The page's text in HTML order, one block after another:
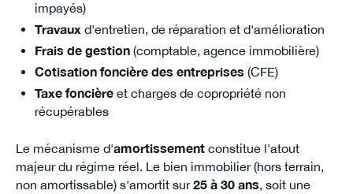
impayés)
Travaux d'entretien, de réparation et d'amélioration
Frais de gestion(comptable, agence immobilière)
Cotisation foncière des entreprises (CFE)
Taxe foncièreet charges de copropriété non
récupérables
Le mécanisme d'amortissementconstitue l'atout
majeur du régime réel. Le bien immobilier (hors terrain,
non amortissable) s'amortit sur25 à 30 ans, soit une